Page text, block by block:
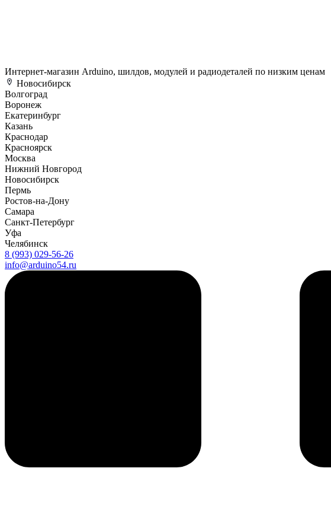
Интернет-магазин Arduino, шилдов, модулей и радиодеталей по низким ценам
Новосибирск
Волгоград
Воронеж
Екатеринбург
Казань
Краснодар
Красноярск
Москва
Нижний Новгород
Новосибирск
Пермь
Ростов-на-Дону
Самара
Санкт-Петербург
Уфа
Челябинск
8 (993) 029-56-26
info@arduino54.ru